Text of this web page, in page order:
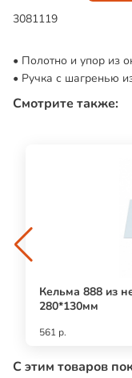
3081119
Полотно и упор из
Ручка с шагренью
Смотрите также:
Кельма 888 из
280*130мм
561 р.
С этим товаров